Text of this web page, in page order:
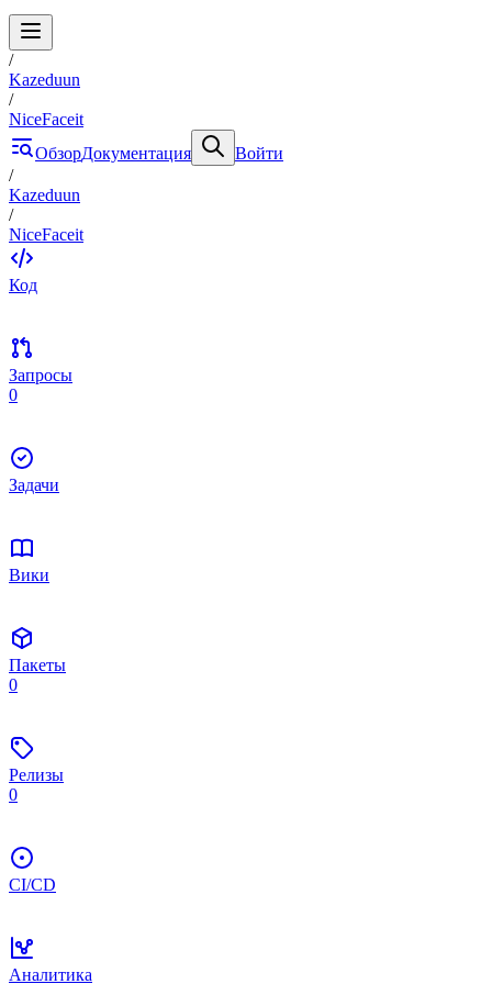
/
Kazeduun
/
NiceFaceit
ОбзорДокументация
Войти
/
Kazeduun
/
NiceFaceit
Код
Запросы
0
Задачи
Вики
Пакеты
0
Релизы
0
CI/CD
Аналитика